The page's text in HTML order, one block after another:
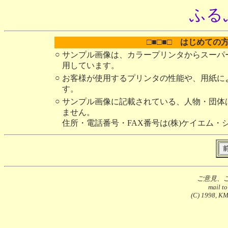
ふる
□■□■□ はじめての
○ サンプル画像は、カラープリンタからスー
用しています。
○ お客様が使用するプリンタの性能や、用紙
す。
○ サンプル画像に記載されている、人物・団
ません。
住所・電話番号・FAX番号は(株)ケイエム・
ご意見、
mail
(C) 1998,